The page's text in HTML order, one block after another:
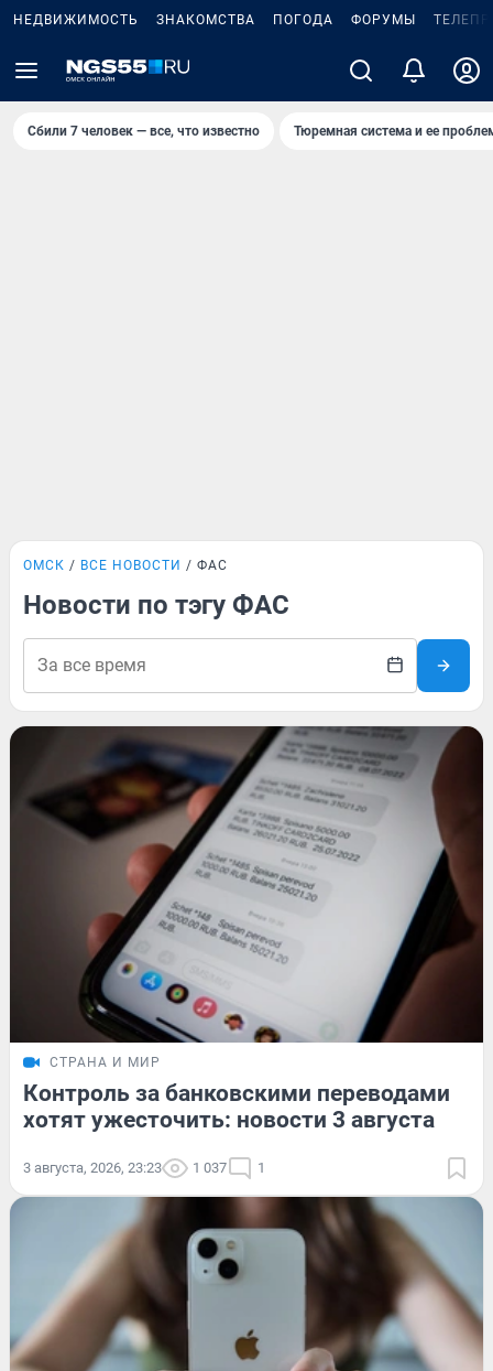
НЕДВИЖИМОСТЬ ЗНАКОМСТВА ПОГОДА ФОРУМЫ
Сбили 7 человек — все, что известно Тюремная система и ее
ОМСК ВСЕ НОВОСТИ ФАС
Новости по тэгу ФАС
СТРАНА И МИР
Контроль за банковскими переводами
хотят ужесточить: новости 3 августа
3 августа, 2026, 23:23 1 037 1